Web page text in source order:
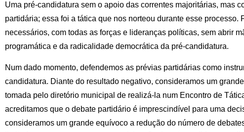
Uma pré-candidatura sem o apoio das correntes majoritárias, mas
partidária; essa foi a tática que nos norteou durante esse processo.
necessários, com todas as forças e lideranças políticas, sem abrir
programática e da radicalidade democrática da pré-candidatura.
Num dado momento, defendemos as prévias partidárias como
candidatura. Diante do resultado negativo, consideramos um
tomada pelo diretório municipal de realizá-la num Encontro de
acreditamos que o debate partidário é imprescindível para uma
consideramos um grande equívoco a redução do número de